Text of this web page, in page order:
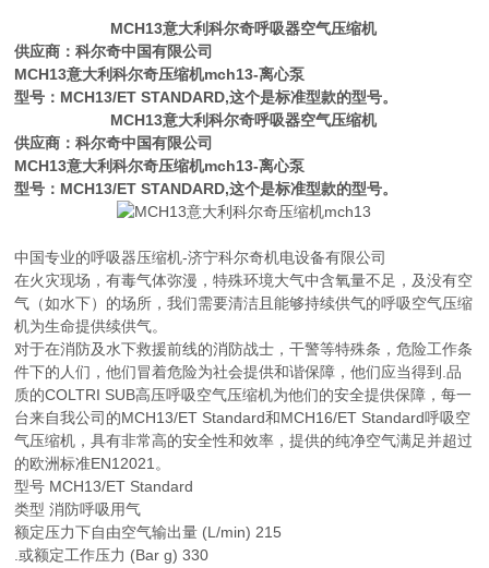
MCH13意大利科尔奇呼吸器空气压缩机
供应商：科尔奇中国有限公司
MCH13意大利科尔奇压缩机mch13-离心泵
型号：MCH13/ET STANDARD,这个是标准型款的型号。
MCH13意大利科尔奇呼吸器空气压缩机
供应商：科尔奇中国有限公司
MCH13意大利科尔奇压缩机mch13-离心泵
型号：MCH13/ET STANDARD,这个是标准型款的型号。
中国专业的呼吸器压缩机-济宁科尔奇机电设备有限公司
在火灾现场，有毒气体弥漫，特殊环境大气中含氧量不足，及没有空
气（如水下）的场所，我们需要清洁且能够持续供气的呼吸空气压缩
机为生命提供续供气。
对于在消防及水下救援前线的消防战士，干警等特殊条，危险工作条
件下的人们，他们冒着危险为社会提供和谐保障，他们应当得到.品
质的COLTRI SUB高压呼吸空气压缩机为他们的安全提供保障，每一
台来自我公司的MCH13/ET Standard和MCH16/ET Standard呼吸空
气压缩机，具有非常高的安全性和效率，提供的纯净空气满足并超过
的欧洲标准EN12021。
型号 MCH13/ET Standard
类型 消防呼吸用气
额定压力下自由空气输出量 (L/min) 215
.或额定工作压力 (Bar g) 330